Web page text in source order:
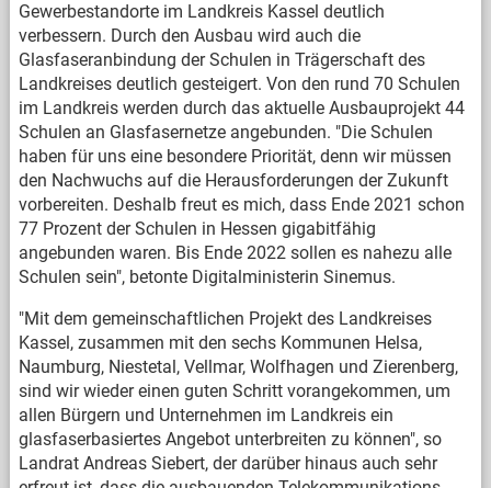
Gewerbestandorte im Landkreis Kassel deutlich
verbessern. Durch den Ausbau wird auch die
Glasfaseranbindung der Schulen in Trägerschaft des
Landkreises deutlich gesteigert. Von den rund 70 Schulen
im Landkreis werden durch das aktuelle Ausbauprojekt 44
Schulen an Glasfasernetze angebunden. "Die Schulen
haben für uns eine besondere Priorität, denn wir müssen
den Nachwuchs auf die Herausforderungen der Zukunft
vorbereiten. Deshalb freut es mich, dass Ende 2021 schon
77 Prozent der Schulen in Hessen gigabitfähig
angebunden waren. Bis Ende 2022 sollen es nahezu alle
Schulen sein", betonte Digitalministerin Sinemus.
"Mit dem gemeinschaftlichen Projekt des Landkreises
Kassel, zusammen mit den sechs Kommunen Helsa,
Naumburg, Niestetal, Vellmar, Wolfhagen und Zierenberg,
sind wir wieder einen guten Schritt vorangekommen, um
allen Bürgern und Unternehmen im Landkreis ein
glasfaserbasiertes Angebot unterbreiten zu können", so
Landrat Andreas Siebert, der darüber hinaus auch sehr